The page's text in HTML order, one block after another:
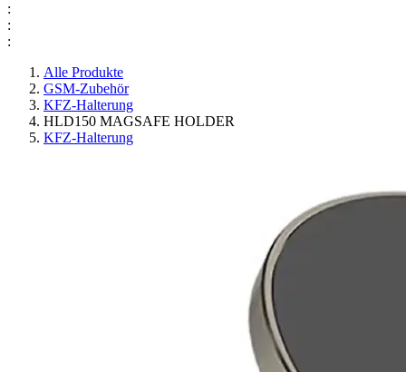
:
:
:
Alle Produkte
GSM-Zubehör
KFZ-Halterung
HLD150 MAGSAFE HOLDER
KFZ-Halterung